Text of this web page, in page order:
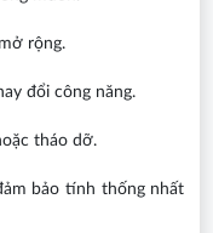
rộng.
đổi công năng.
tháo dỡ.
bảo tính thống nhất